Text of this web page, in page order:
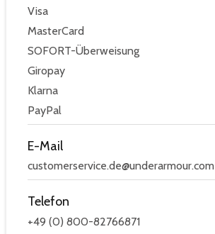
Visa
MasterCard
SOFORT-Überweisung
Giropay
Klarna
PayPal
E-Mail
customerservice.de@underarmour.com
Telefon
+49 (0) 800-82766871